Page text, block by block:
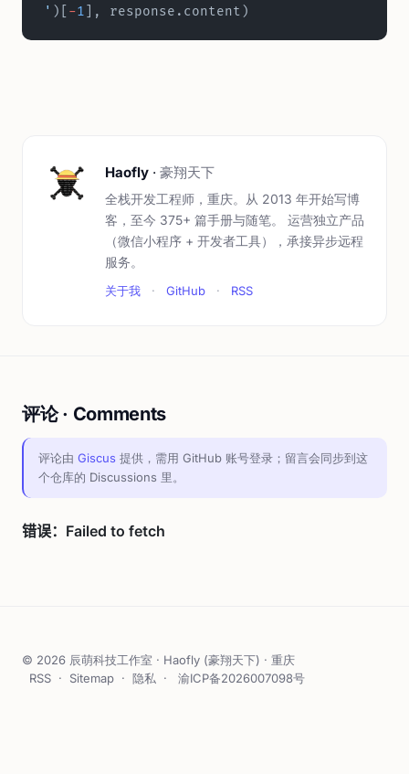
' )[ -1 ], response.content)
Haofly · 豪翔天下
全栈开发工程师，重庆。从 2013 年开始写博
客，至今 375+ 篇手册与随笔。 运营独立产品
（微信小程序 + 开发者工具），承接异步远程
服务。
关于我 · GitHub · RSS
评论 · Comments
评论由 Giscus 提供，需用 GitHub 账号登录；留言会同步到这
个仓库的 Discussions 里。
© 2026 辰萌科技工作室 · Haofly (豪翔天下) · 重庆
RSS · Sitemap · 隐私 · 渝ICP备2026007098号